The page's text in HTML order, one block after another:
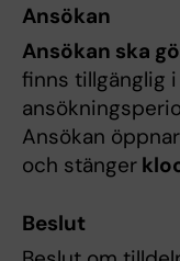
Ansökan
Ansökan ska
finns tillgänglig i
Ansökan öppnar
och stänger
Beslut